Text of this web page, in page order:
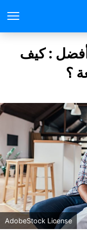
: كيف
؟
AdobeStock License